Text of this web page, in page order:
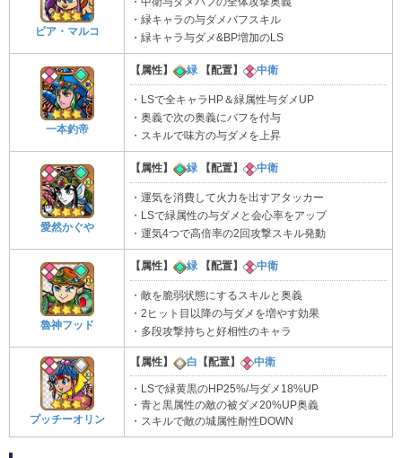
ピア・マルコ
・緑キャラの与ダメバフスキル
・緑キャラ与ダメ&BP増加のLS
一本釣帝
【属性】 緑 【配置】 中衛
・LSで全キャラHP＆緑属性与ダメUP
・奥義で次の奥義にバフを付与
・スキルで味方の与ダメを上昇
愛然かぐや
【属性】 緑 【配置】 中衛
・運気を消費して火力を出すアタッカー
・LSで緑属性の与ダメと会心率をアップ
・運気4つで高倍率の2回攻撃スキル発動
魯神フッド
【属性】 緑 【配置】 中衛
・敵を脆弱状態にするスキルと奥義
・2ヒット目以降の与ダメを増やす効果
・多段攻撃持ちと好相性のキャラ
プッチーオリン
【属性】 白 【配置】 中衛
・LSで緑黄黒のHP25%/与ダメ18%UP
・青と黒属性の敵の被ダメ20%UP奥義
・スキルで敵の城属性耐性DOWN